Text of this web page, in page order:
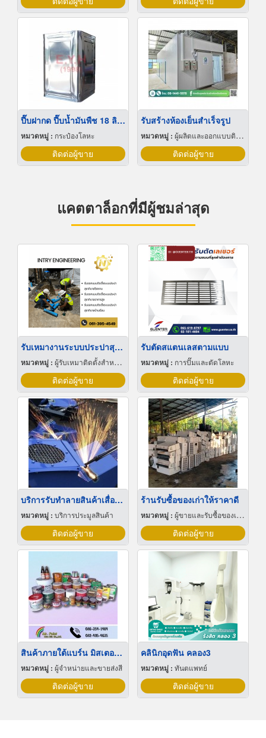
ปี๊บฝากด ปี๊บน้ำมันพืช 18 ลิตร
หมวดหมู่ : กระป๋องโลหะ
ติดต่อผู้ขาย
รับสร้างห้องเย็นสำเร็จรูป
หมวดหมู่ : ผู้ผลิตและออกแบบติดตั้งห้องเย็น
ติดต่อผู้ขาย
แคตตาล็อกที่มีผู้ชมล่าสุด
รับเหมางานระบบประปาสุขาภิบาล
หมวดหมู่ : ผู้รับเหมาติดตั้งสำหรับบ้านและโรงงานไฟฟ้า
ติดต่อผู้ขาย
รับตัดสแตนเลสตามแบบ
หมวดหมู่ : การปั๊มและตัดโลหะ
ติดต่อผู้ขาย
บริการรับทำลายสินค้าเสื่อมสภาพ
หมวดหมู่ : บริการประมูลสินค้า
ติดต่อผู้ขาย
ร้านรับซื้อของเก่าให้ราคาดี
หมวดหมู่ : ผู้ขายและรับซื้อของเก่าและเศษเหล็ก
ติดต่อผู้ขาย
สินค้าภายใต้แบร์น มิสเตอร์เพ้นท์
หมวดหมู่ : ผู้จำหน่ายและขายส่งสี
ติดต่อผู้ขาย
คลินิกอุดฟัน คลอง3
หมวดหมู่ : ทันตแพทย์
ติดต่อผู้ขาย